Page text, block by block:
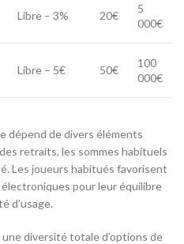
Libre – 3% 20€
5
000€
Libre – 5€ 50€
100
000€
dépend de divers éléments
retraits, les sommes habituels
Les joueurs habitués favorisent
pour leur équilibre
d’usage.
diversité totale d’options de